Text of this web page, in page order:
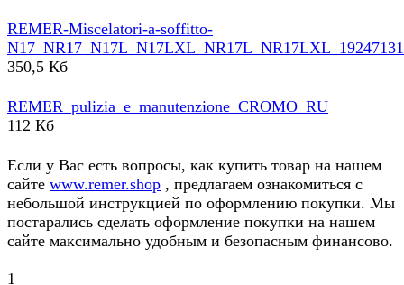
REMER-Miscelatori-a-soffitto-
350,5 Кб
REMER_pulizia_e_manutenzione_CROMO_RU
112 Кб
Если у Вас есть вопросы, как купить товар на нашем
сайте www.remer.shop , предлагаем ознакомиться с
небольшой инструкцией по оформлению покупки. Мы
постарались сделать оформление покупки на нашем
сайте максимально удобным и безопасным финансово.
1